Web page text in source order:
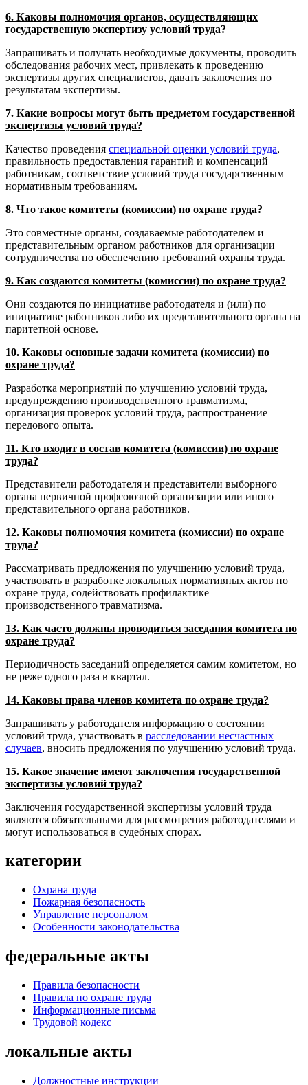
6. Каковы полномочия органов, осуществляющих
государственную экспертизу условий труда?
Запрашивать и получать необходимые документы, проводить
обследования рабочих мест, привлекать к проведению
экспертизы других специалистов, давать заключения по
результатам экспертизы.
7. Какие вопросы могут быть предметом государственной
экспертизы условий труда?
Качество проведения специальной оценки условий труда,
правильность предоставления гарантий и компенсаций
работникам, соответствие условий труда государственным
нормативным требованиям.
8. Что такое комитеты (комиссии) по охране труда?
Это совместные органы, создаваемые работодателем и
представительным органом работников для организации
сотрудничества по обеспечению требований охраны труда.
9. Как создаются комитеты (комиссии) по охране труда?
Они создаются по инициативе работодателя и (или) по
инициативе работников либо их представительного органа на
паритетной основе.
10. Каковы основные задачи комитета (комиссии) по
охране труда?
Разработка мероприятий по улучшению условий труда,
предупреждению производственного травматизма,
организация проверок условий труда, распространение
передового опыта.
11. Кто входит в состав комитета (комиссии) по охране
труда?
Представители работодателя и представители выборного
органа первичной профсоюзной организации или иного
представительного органа работников.
12. Каковы полномочия комитета (комиссии) по охране
труда?
Рассматривать предложения по улучшению условий труда,
участвовать в разработке локальных нормативных актов по
охране труда, содействовать профилактике
производственного травматизма.
13. Как часто должны проводиться заседания комитета по
охране труда?
Периодичность заседаний определяется самим комитетом, но
не реже одного раза в квартал.
14. Каковы права членов комитета по охране труда?
Запрашивать у работодателя информацию о состоянии
условий труда, участвовать в расследовании несчастных
случаев, вносить предложения по улучшению условий труда.
15. Какое значение имеют заключения государственной
экспертизы условий труда?
Заключения государственной экспертизы условий труда
являются обязательными для рассмотрения работодателями и
могут использоваться в судебных спорах.
категории
Охрана труда
Пожарная безопасность
Управление персоналом
Особенности законодательства
федеральные акты
Правила безопасности
Правила по охране труда
Информационные письма
Трудовой кодекс
локальные акты
Должностные инструкции